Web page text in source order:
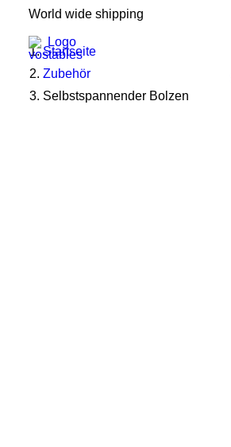
World wide shipping
Startseite
Zubehör
Selbstspannender Bolzen